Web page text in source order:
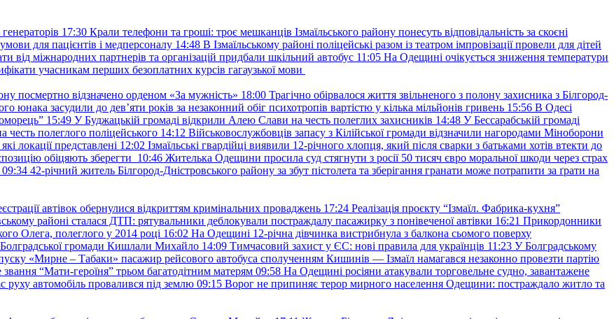
17:30 Крали телефони та гроші: троє мешканців Ізмаїльського району понесуть відповідальність за скоєні
для пацієнтів і медперсоналу 14:48 В Ізмаїльському районі поліцейські разом із театром імпровізації провели для дітей
від міжнародних партнерів та організацій придбали шкільний автобус 11:05 На Одещині очікується зниження температури
учасникам перших безоплатних курсів гагаузької мови
посмертно відзначено орденом «За мужність» 18:00 Трагічно обірвалося життя звільненого з полону захисника з Білгород-
юнака засудили до дев’яти років за незаконний обіг психотропів вартістю у кілька мільйонів гривень 15:56 В Одесі
15:49 У Буджацькій громаді відкрили Алею Слави на честь полеглих захисників 14:48 У Бессарабській громаді
полеглого поліцейського 14:12 Військовослужбовців запасу з Кілійської громади відзначили нагородами Міноборони
локації представлені 12:02 Ізмаїльські гвардійці виявили 12-річного хлопця, який після сварки з батьками хотів втекти до
обіцяють зберегти 10:46 Жителька Одещини просила суд стягнути з росії 50 тисяч євро моральної шкоди через страх
09:34 42-річний житель Білгород-Дністровського району за збут пістолета та зберігання гранати може потрапити за ґрати на
автівок обернулися відкриттям кримінальних проваджень 17:24 Реалізація проєкту “Ізмаїл. Фабрика-кухня”
районі сталася ДТП: рятувальники деблокували постраждалу пасажирку з понівеченої автівки 16:21 Прикордонники
Олега, полеглого у 2014 році 16:02 На Одещині 12-річна дівчинка вистрибнула з балкона сьомого поверху
громади Кишлали Михайло 14:09 Тимчасовий захист у ЄС: нові правила для українців 11:23 У Болградському
«Мирне – Табаки» пасажир рейсового автобуса сполученням Кишинів — Ізмаїл намагався незаконно провезти партію
“Мати-героїня” трьом багатодітним матерям 09:58 На Одещині росіяни атакували торговельне судно, завантажене
руху автомобіль провалився під землю 09:15 Ворог не припиняє терор мирного населення Одещини: постраждало житло та